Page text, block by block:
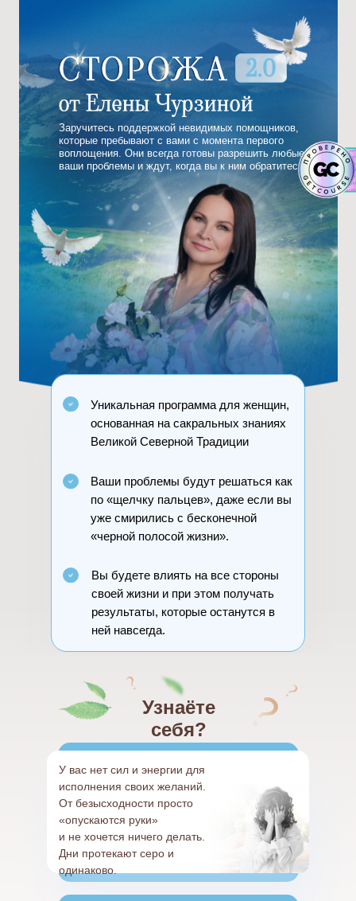
Уникальная программа для женщин,
основанная на сакральных знаниях
Великой Северной Традиции
Ваши проблемы будут решаться как
по «щелчку пальцев», даже если вы
уже смирились с бесконечной
«черной полосой жизни».
Вы будете влиять на все стороны
своей жизни и при этом получать
результаты, которые останутся в
ней навсегда.
Заручитесь поддержкой невидимых помощников,
которые пребывают с вами с момента первого
воплощения. Они всегда готовы разрешить любые
ваши проблемы и ждут, когда вы к ним обратитесь!
Узнаёте
себя?
У вас нет сил и энергии для
исполнения своих желаний.
От безысходности просто
«опускаются руки»
и не хочется ничего делать.
Дни протекают серо и
одинаково.